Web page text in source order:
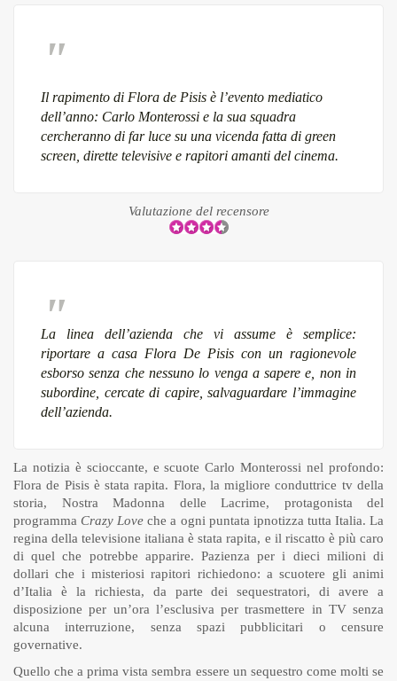
Il rapimento di Flora de Pisis è l’evento mediatico
dell’anno: Carlo Monterossi e la sua squadra
cercheranno di far luce su una vicenda fatta di green
screen, dirette televisive e rapitori amanti del cinema.
Valutazione del recensore
La linea dell’azienda che vi assume è semplice:
riportare a casa Flora De Pisis con un ragionevole
esborso senza che nessuno lo venga a sapere e, non in
subordine, cercate di capire, salvaguardare l’immagine
dell’azienda.
La notizia è scioccante, e scuote Carlo Monterossi nel profondo:
Flora de Pisis è stata rapita. Flora, la migliore conduttrice tv della
storia, Nostra Madonna delle Lacrime, protagonista del
programma Crazy Love che a ogni puntata ipnotizza tutta Italia. La
regina della televisione italiana è stata rapita, e il riscatto è più caro
di quel che potrebbe apparire. Pazienza per i dieci milioni di
dollari che i misteriosi rapitori richiedono: a scuotere gli animi
d’Italia è la richiesta, da parte dei sequestratori, di avere a
disposizione per un’ora l’esclusiva per trasmettere in TV senza
alcuna interruzione, senza spazi pubblicitari o censure
governative.
Quello che a prima vista sembra essere un sequestro come molti se